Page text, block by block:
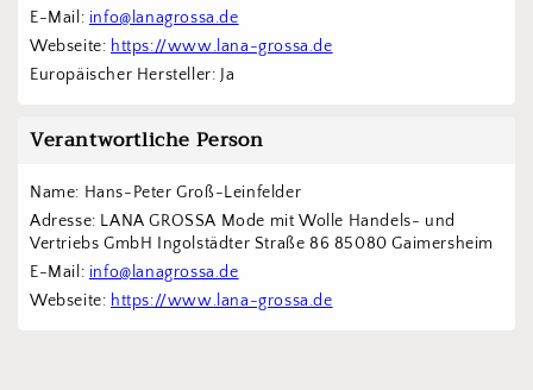
E-Mail: info@lanagrossa.de
Webseite: https://www.lana-grossa.de
Europäischer Hersteller: Ja
Verantwortliche Person
Name: Hans-Peter Groß-Leinfelder
Adresse: LANA GROSSA Mode mit Wolle Handels- und
Vertriebs GmbH Ingolstädter Straße 86 85080 Gaimersheim
E-Mail: info@lanagrossa.de
Webseite: https://www.lana-grossa.de